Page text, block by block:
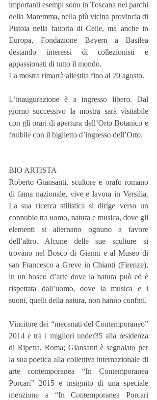
importanti esempi sono in Toscana nei parchi
della Maremma, nella più vicina provincia di
Pistoia nella fattoria di Celle, ma anche in
Europa, Fondazione Bayern a Basilea
destando interessi di collezionisti e
appassionati di tutto il mondo.
La mostra rimarrà allestita fino al 20 agosto.
L’inaugurazione è a ingresso libero. Dal
giorno successivo la mostra sarà visitabile
con gli orari di apertura dell’Orto Botanico e
fruibile con il biglietto d’ingresso dell’Orto.
BIO ARTISTA
Roberto Giansanti, scultore e orafo romano
di fama nazionale, vive e lavora in Versilia.
La sua ricerca stilistica si dirige verso un
connubio tra uomo, natura e musica, dove gli
elementi si alternano ognuno a favore
dell’altro. Alcune delle sue sculture si
trovano nel Bosco di Gianni e al Museo di
san Francesco a Greve in Chianti (Firenze),
in un bosco d’arte dove la natura può ed è
rispettata dall’uomo, dove la musica e i
suoni, quelli della natura, non hanno confini.
Vincitore dei “mecenati del Contemporaneo”
2014 e tra i migliori under35 alla residenza
di Ripetta, Roma; Giansanti è segnalato per
la sua poetica alla collettiva internazionale di
arte contemporanea “In Contemporanea
Porcari” 2015 e insignito di una speciale
menzione a “In Contemporanea Porcari